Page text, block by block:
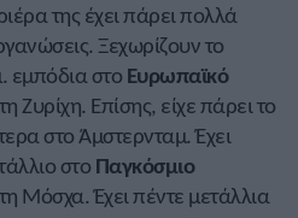
της έχει πάρει πολλά
Ξεχωρίζουν το
εμπόδια στο Ευρωπαϊκό
Ζυρίχη. Επίσης, είχε πάρει το
στο Άμστερνταμ. Έχει
στο Παγκόσμιο
Μόσχα. Έχει πέντε μετάλλια